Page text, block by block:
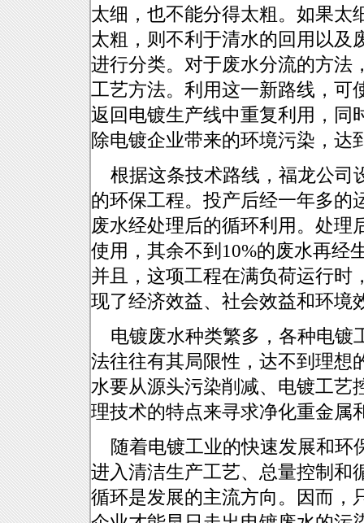
太细，也不能分得太粗。如果太
太粗，则不利于清水的回用以及
进行分类。对于废水分流的方法
工艺方法。利用这一新路线，可
返回电镀生产线中重复利用，同
除电镀企业带来的环境污染，达
根据这条技术路线，福龙公司
的环保工程。投产后经一年多的
废水经处理后的循环利用。处理
使用，其余不到10%的废水再经
并且，这项工程在满负荷运行时
现了经济效益、社会效益和环境
电镀废水种类繁多，各种电镀
法往往有其局限性，达不到理想
水要从源头污染削减、电镀工艺
理技术的特点来寻求净化重金属
随着电镀工业的快速发展和环
进入清洁生产工艺、总量控制和
循环是发展的主流方向。因而，